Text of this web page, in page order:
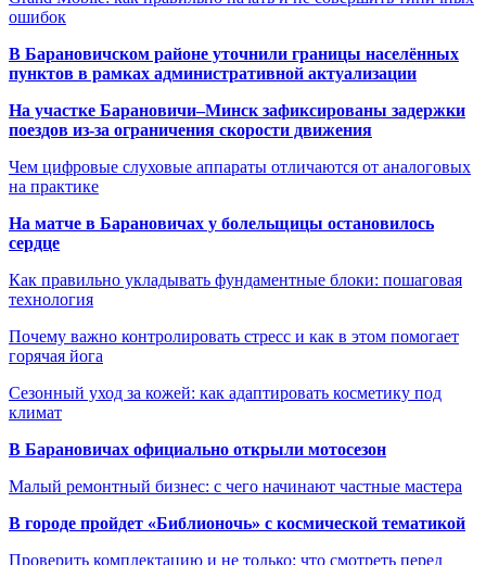
ошибок
В Барановичском районе уточнили границы населённых
пунктов в рамках административной актуализации
На участке Барановичи–Минск зафиксированы задержки
поездов из-за ограничения скорости движения
Чем цифровые слуховые аппараты отличаются от аналоговых
на практике
На матче в Барановичах у болельщицы остановилось
сердце
Как правильно укладывать фундаментные блоки: пошаговая
технология
Почему важно контролировать стресс и как в этом помогает
горячая йога
Сезонный уход за кожей: как адаптировать косметику под
климат
В Барановичах официально открыли мотосезон
Малый ремонтный бизнес: с чего начинают частные мастера
В городе пройдет «Библионочь» с космической тематикой
Проверить комплектацию и не только: что смотреть перед